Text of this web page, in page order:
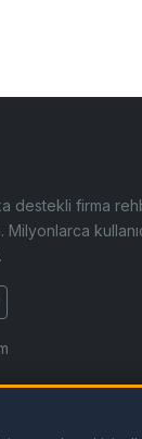
destekli firma